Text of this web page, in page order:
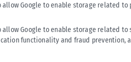
allow Google to enable storage related to
allow Google to enable storage related to
functionality and fraud prevention,